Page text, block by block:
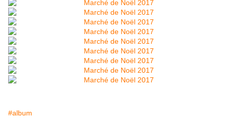
#album